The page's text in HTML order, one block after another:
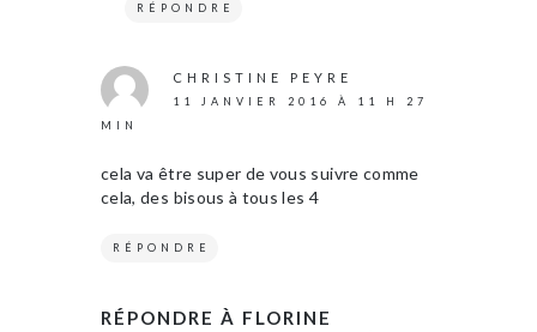
RÉPONDRE
CHRISTINE PEYRE
11 JANVIER 2016 À 11 H 27
MIN
cela va être super de vous suivre comme
cela, des bisous à tous les 4
RÉPONDRE
RÉPONDRE À FLORINE